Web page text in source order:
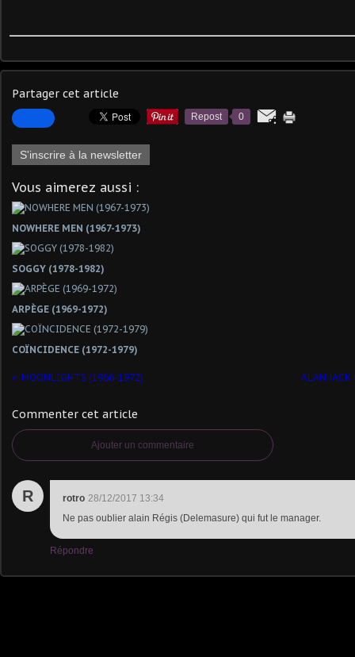
Partager cet article
Repost 0
S'inscrire à la newsletter
Vous aimerez aussi :
NOWHERE MEN (1967-1973)
SOGGY (1978-1982)
ARPÈGE (1969-1972)
COÏNCIDENCE (1972-1979)
MOONLIGHTS (1966-1972) ALAN
Commenter cet article
Ajouter un commentaire
R rotro 28/12/2017 13:34
Ne pas oublier alain Régis (Delemasure) qui fut le manager.
Répondre